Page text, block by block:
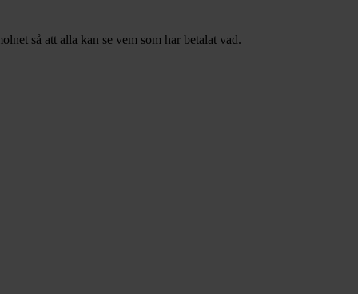
så att alla kan se vem som har betalat vad.